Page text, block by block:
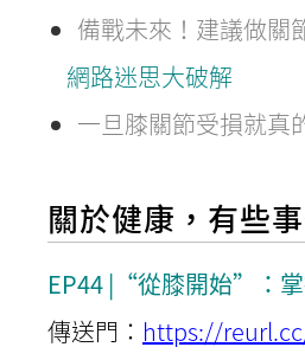
備戰未來！建議做關
網路迷思大破解
一旦膝關節受損就真
關於健康，有些
EP44 |“從膝開始”：
傳送門： https://